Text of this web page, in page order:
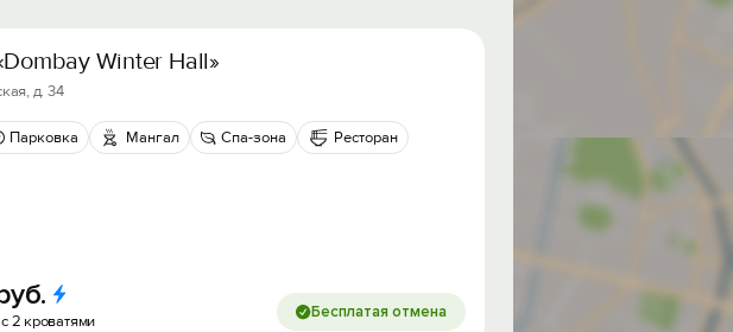
Winter Hall»
д. 34
Парковка Мангал Спа-зона Ресторан
2 кроватями Бесплатая отмена